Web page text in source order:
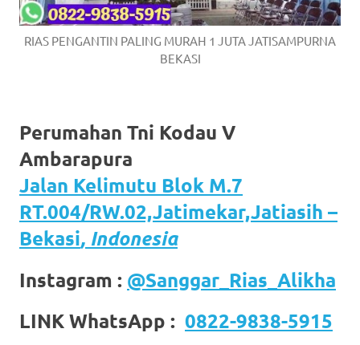
RIAS PENGANTIN PALING MURAH 1 JUTA JATISAMPURNA
BEKASI
Perumahan Tni Kodau V
Ambarapura
Jalan Kelimutu Blok M.7
RT.004/RW.02,Jatimekar,Jatiasih –
Bekasi, Indonesia
Instagram : @Sanggar_Rias_Alikha
LINK WhatsApp : 0822-9838-5915